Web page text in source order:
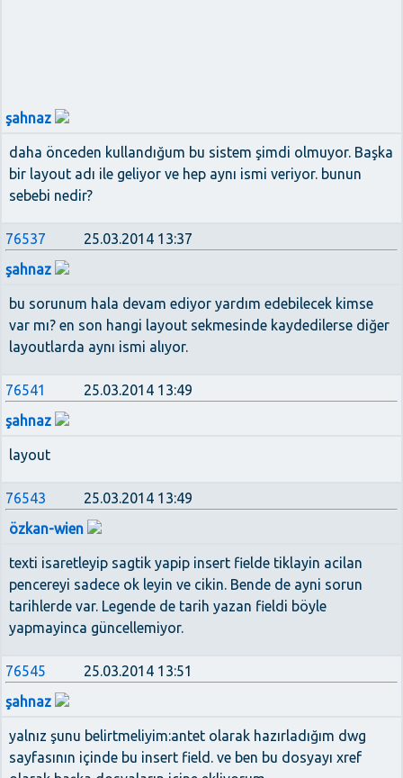
şahnaz
daha önceden kullandığum bu sistem şimdi olmuyor. Başka
bir layout adı ile geliyor ve hep aynı ismi veriyor. bunun
sebebi nedir?
76537
25.03.2014 13:37
şahnaz
bu sorunum hala devam ediyor yardım edebilecek kimse
var mı? en son hangi layout sekmesinde kaydedilerse diğer
layoutlarda aynı ismi alıyor.
76541
25.03.2014 13:49
şahnaz
layout
76543
25.03.2014 13:49
özkan-wien
texti isaretleyip sagtik yapip insert fielde tiklayin acilan
pencereyi sadece ok leyin ve cikin. Bende de ayni sorun
tarihlerde var. Legende de tarih yazan fieldi böyle
yapmayinca güncellemiyor.
76545
25.03.2014 13:51
şahnaz
yalnız şunu belirtmeliyim:antet olarak hazırladığım dwg
sayfasının içinde bu insert field. ve ben bu dosyayı xref